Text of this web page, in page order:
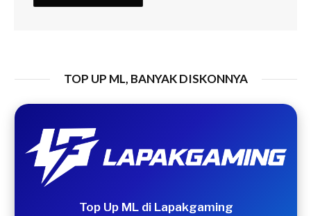
TOP UP ML, BANYAK DISKONNYA
Top Up ML di Lapakgaming